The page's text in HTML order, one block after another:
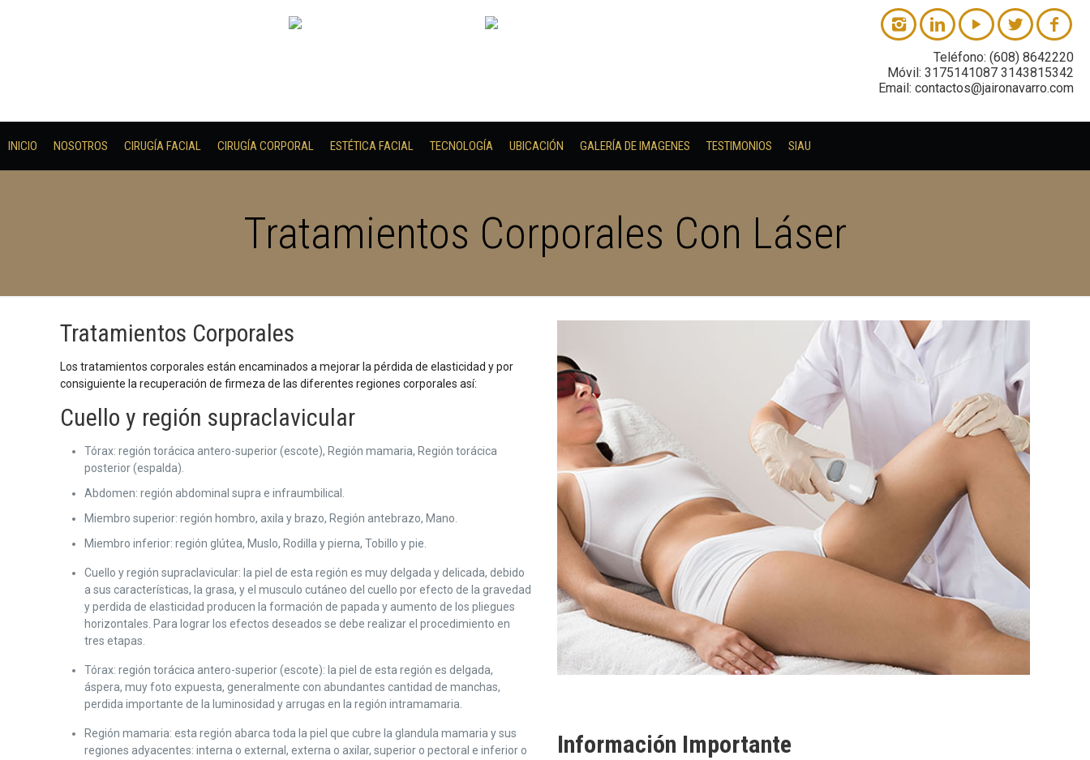
INICIO NOSOTROS CIRUGÍA FACIAL CIRUGÍA CORPORAL ESTÉTICA FACIAL TECNOLOGÍA UBICACIÓN GALERÍA DE IMAGENES TESTIMONIOS SIAU
Teléfono: (608) 8642220
Móvil: 3175141087 3143815342
Email: contactos@jaironavarro.com
Tratamientos Corporales Con Láser
Tratamientos Corporales
Los tratamientos corporales están encaminados a mejorar la pérdida de elasticidad y por
consiguiente la recuperación de firmeza de las diferentes regiones corporales así:
Cuello y región supraclavicular
Tórax: región torácica antero-superior (escote), Región mamaria, Región torácica
posterior (espalda).
Abdomen: región abdominal supra e infraumbilical.
Miembro superior: región hombro, axila y brazo, Región antebrazo, Mano.
Miembro inferior: región glútea, Muslo, Rodilla y pierna, Tobillo y pie.
Cuello y región supraclavicular: la piel de esta región es muy delgada y delicada, debido
a sus características, la grasa, y el musculo cutáneo del cuello por efecto de la gravedad
y perdida de elasticidad producen la formación de papada y aumento de los pliegues
horizontales. Para lograr los efectos deseados se debe realizar el procedimiento en
tres etapas.
Tórax: región torácica antero-superior (escote): la piel de esta región es delgada,
áspera, muy foto expuesta, generalmente con abundantes cantidad de manchas,
perdida importante de la luminosidad y arrugas en la región intramamaria.
Región mamaria: esta región abarca toda la piel que cubre la glandula mamaria y sus
regiones adyacentes: interna o external, externa o axilar, superior o pectoral e inferior o
Información Importante